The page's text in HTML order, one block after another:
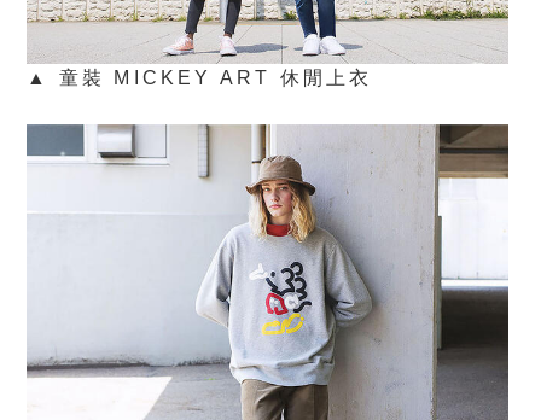
▲ 童裝 MICKEY ART 休閒上衣